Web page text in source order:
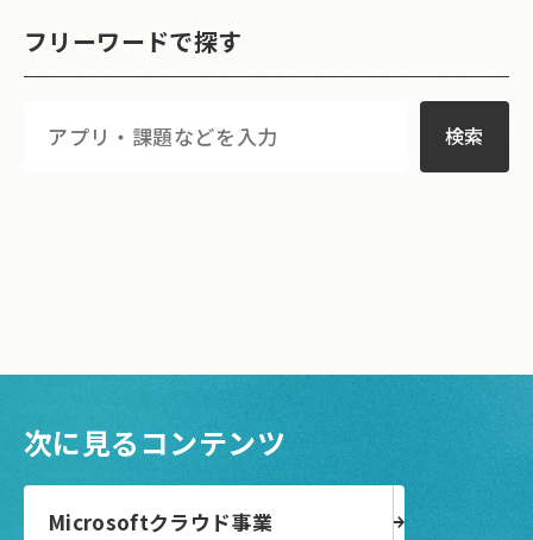
フリーワードで探す
検索
次に見るコンテンツ
Microsoftクラウド事業